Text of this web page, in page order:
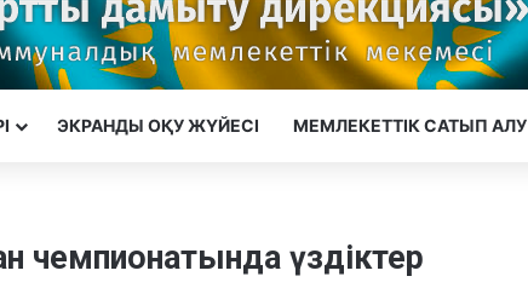
ЭКРАНДЫ ОҚУ ЖҮЙЕСІ МЕМЛЕКЕТТІК САТЫП АЛУ
чемпионатында үздіктер